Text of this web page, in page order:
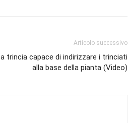
Articolo successivo
trincia capace di indirizzare i trinciati
alla base della pianta (Video)